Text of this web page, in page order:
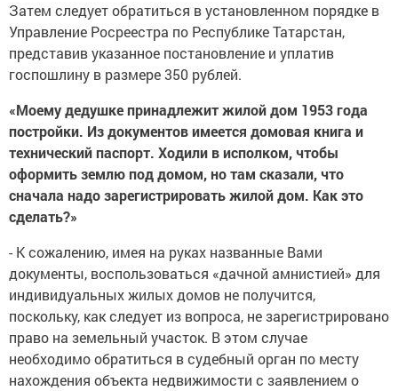
Затем следует обратиться в установленном порядке в
Управление Росреестра по Республике Татарстан,
представив указанное постановление и уплатив
госпошлину в размере 350 рублей.
«Моему дедушке принадлежит жилой дом 1953 года
постройки. Из документов имеется домовая книга и
технический паспорт. Ходили в исполком, чтобы
оформить землю под домом, но там сказали, что
сначала надо зарегистрировать жилой дом. Как это
сделать?»
- К сожалению, имея на руках названные Вами
документы, воспользоваться «дачной амнистией» для
индивидуальных жилых домов не получится,
поскольку, как следует из вопроса, не зарегистрировано
право на земельный участок. В этом случае
необходимо обратиться в судебный орган по месту
нахождения объекта недвижимости с заявлением о